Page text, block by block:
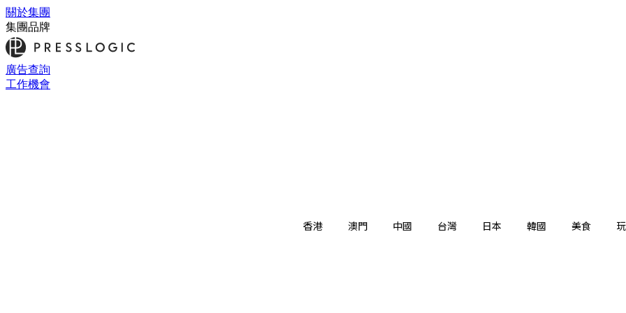
關於集團
集團品牌
廣告查詢
工作機會
香港 澳門 中國 台灣 日本 韓國 美食